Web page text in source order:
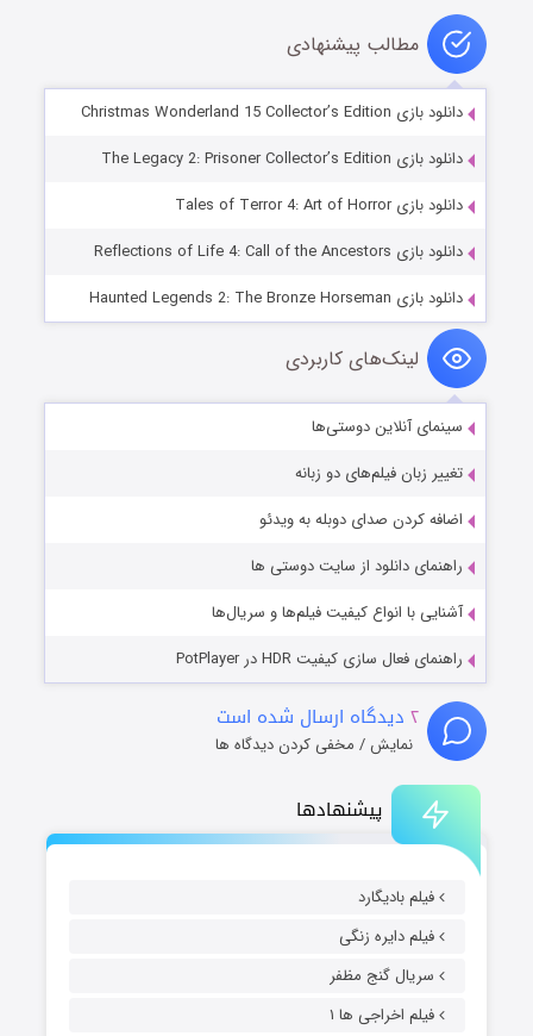
پیشنهادها
فیلم بادیگارد
فیلم دایره زنگی
سریال گنج مظفر
فیلم اخراجی ها ۱
مطالب پیشنهادی
دانلود بازی Christmas Wonderland 15 Collector’s Edition
دانلود بازی The Legacy 2: Prisoner Collector’s Edition
دانلود بازی Tales of Terror 4: Art of Horror
دانلود بازی Reflections of Life 4: Call of the Ancestors
دانلود بازی Haunted Legends 2: The Bronze Horseman
لینک‌های کاربردی
سینمای آنلاین دوستی‌ها
تغییر زبان فیلم‌های دو زبانه
اضافه کردن صدای دوبله به ویدئو
راهنمای دانلود از سایت دوستی ها
آشنایی با انواع کیفیت فیلم‌ها و سریال‌ها
راهنمای فعال سازی کیفیت HDR در PotPlayer
۲ دیدگاه ارسال شده است
نمایش / مخفی کردن دیدگاه ها